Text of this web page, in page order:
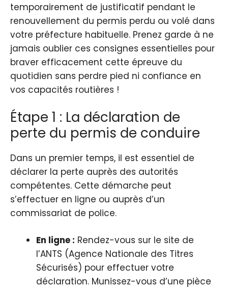
temporairement de justificatif pendant le
renouvellement du permis perdu ou volé dans
votre préfecture habituelle. Prenez garde à ne
jamais oublier ces consignes essentielles pour
braver efficacement cette épreuve du
quotidien sans perdre pied ni confiance en
vos capacités routières !
Étape 1 : La déclaration de
perte du permis de conduire
Dans un premier temps, il est essentiel de
déclarer la perte auprès des autorités
compétentes. Cette démarche peut
s’effectuer en ligne ou auprès d’un
commissariat de police.
En ligne : Rendez-vous sur le site de
l’ANTS (Agence Nationale des Titres
Sécurisés) pour effectuer votre
déclaration. Munissez-vous d’une pièce